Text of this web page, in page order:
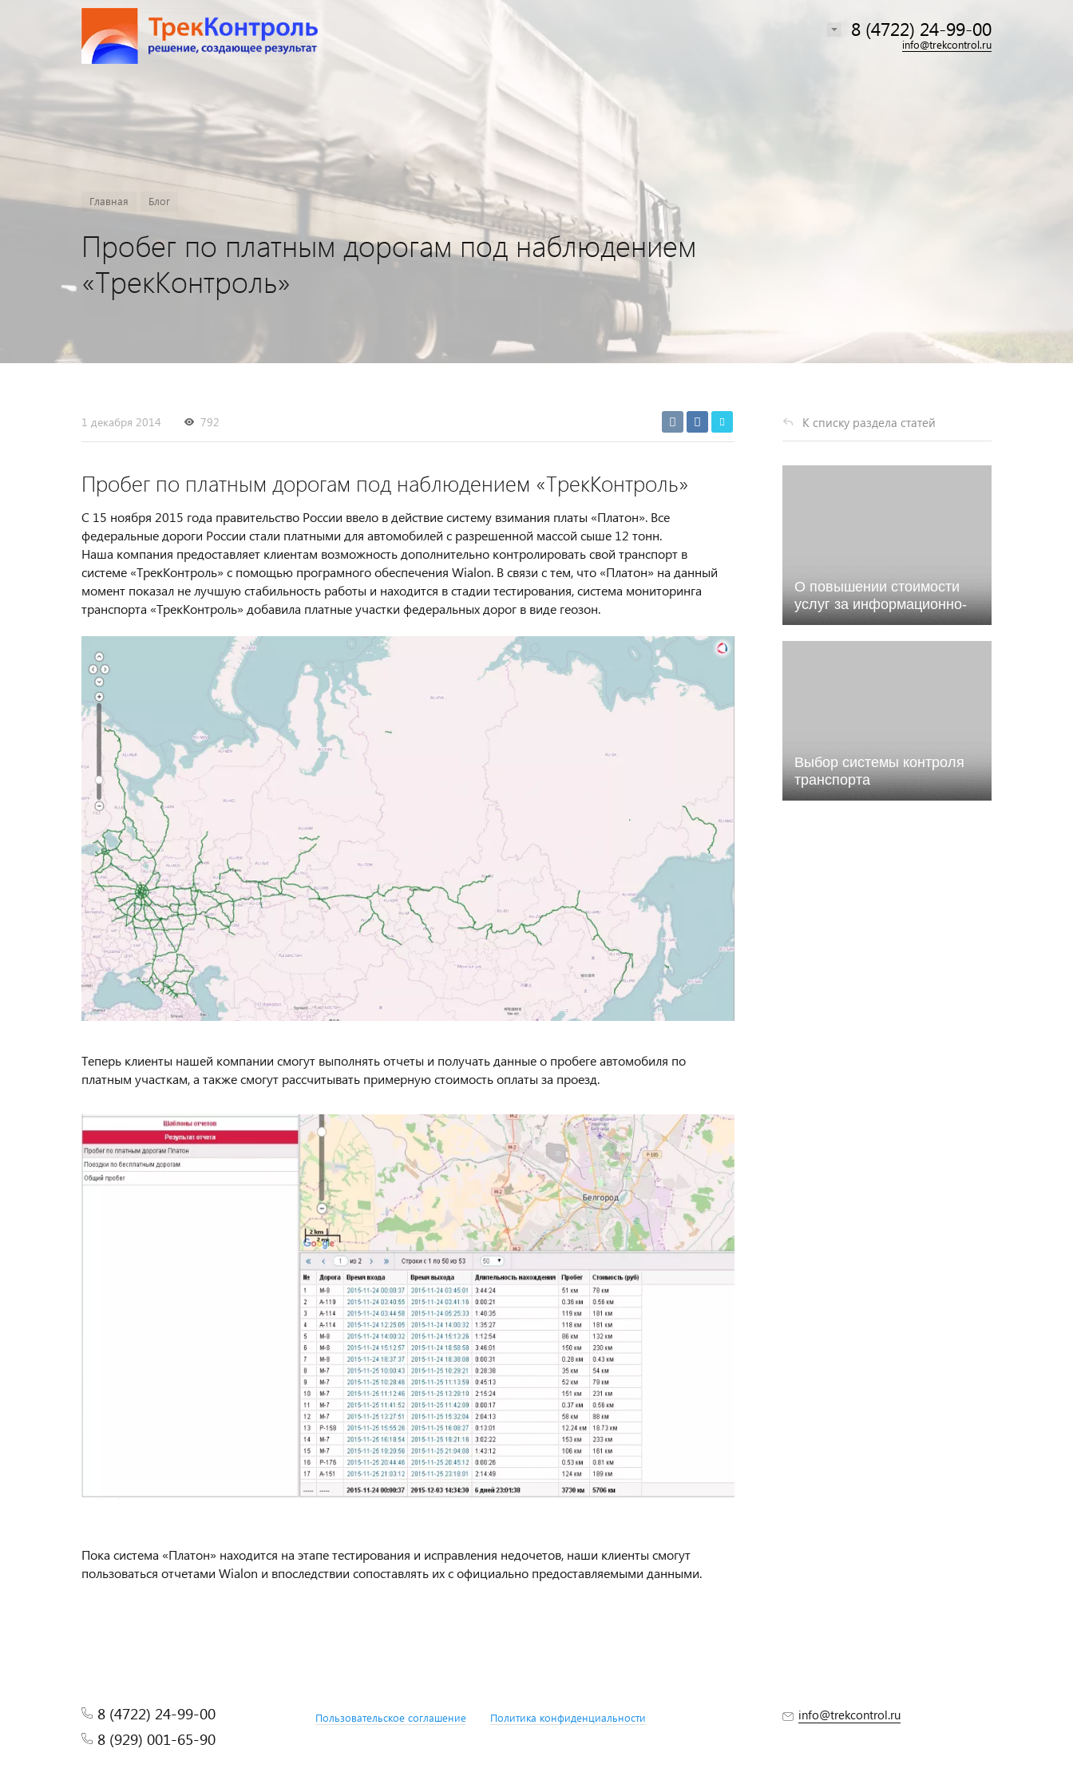
8 (4722) 24-99-00
info@trekcontrol.ru
Главная Блог
Пробег по платным дорогам под наблюдением
«ТрекКонтроль»
К списку раздела статей
О повышении стоимости
услуг за информационно-
техническое обслуживание
системы мониторинга
Выбор системы контроля
транспорта
1 декабря 2014 792
Пробег по платным дорогам под наблюдением «ТрекКонтроль»
С 15 ноября 2015 года правительство России ввело в действие систему взимания платы «Платон». Все
федеральные дороги России стали платными для автомобилей с разрешенной массой сыше 12 тонн.
Наша компания предоставляет клиентам возможность дополнительно контролировать свой транспорт в
системе «ТрекКонтроль» с помощью програмного обеспечения Wialon. В связи с тем, что «Платон» на данный
момент показал не лучшую стабильность работы и находится в стадии тестирования, система мониторинга
транспорта «ТрекКонтроль» добавила платные участки федеральных дорог в виде геозон.
Теперь клиенты нашей компании смогут выполнять отчеты и получать данные о пробеге автомобиля по
платным участкам, а также смогут рассчитывать примерную стоимость оплаты за проезд.
Пока система «Платон» находится на этапе тестирования и исправления недочетов, наши клиенты смогут
пользоваться отчетами Wialon и впоследствии сопоставлять их с официально предоставляемыми данными.
8 (4722) 24-99-00
8 (929) 001-65-90
Пользовательское соглашение Политика конфиденциальности info@trekcontrol.ru